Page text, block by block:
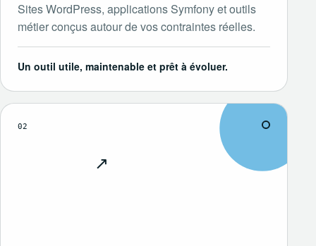
Sites WordPress, applications Symfony et outils
métier conçus autour de vos contraintes réelles.
Un outil utile, maintenable et prêt à évoluer.
02
↗